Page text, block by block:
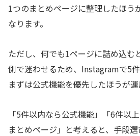
1つのまとめページに整理したほう
なります。
ただし、何でも1ページに詰め込む
側で迷わせるため、Instagramで5件
まずは公式機能を優先したほうが運
「5件以内なら公式機能」「6件以
まとめページ」と考えると、手段